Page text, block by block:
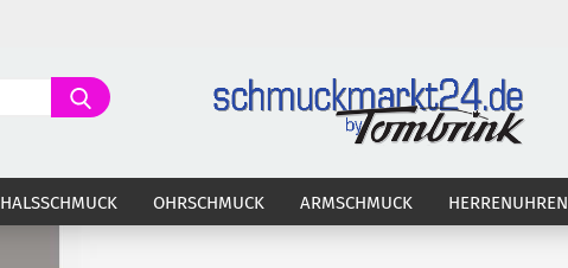
Suche...
HALSSCHMUCK OHRSCHMUCK ARMSCHMUCK HERRENUHREN